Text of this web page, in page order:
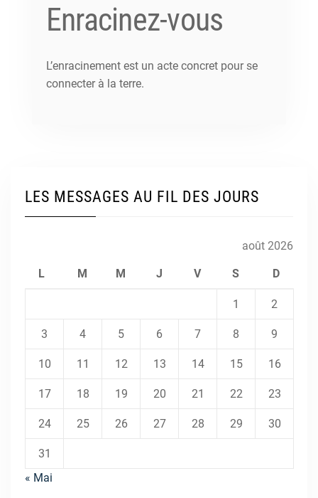
Enracinez-vous
L’enracinement est un acte concret pour se
connecter à la terre.
LES MESSAGES AU FIL DES JOURS
août 2026
L M M J V S D
1 2
3 4 5 6 7 8 9
10 11 12 13 14 15 16
17 18 19 20 21 22 23
24 25 26 27 28 29 30
31
« Mai